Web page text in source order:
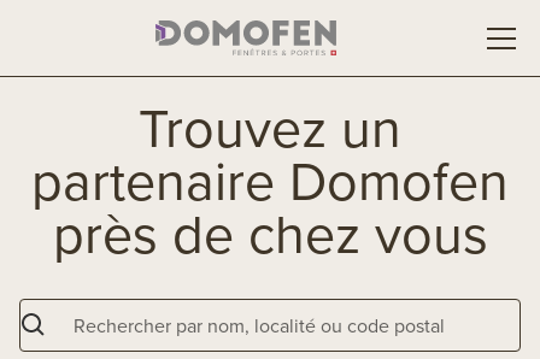
Trouvez un
partenaire Domofen
près de chez vous